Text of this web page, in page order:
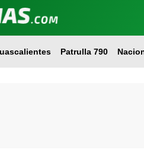
Patrulla 790